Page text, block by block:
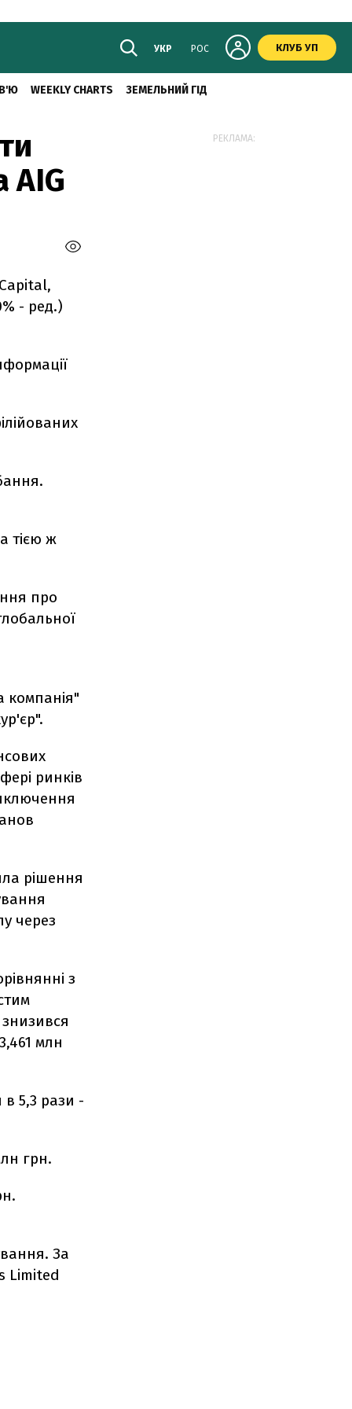
УКР РОС КЛУБ УП
WEEKLY CHARTS ЗЕМЕЛЬНИЙ ГІД
AIG
- ред.)
тією ж
про
компанія"
ринків
рішення
через
з
млн
в 5,3 рази -
грн.
За
Limited
РЕКЛАМА: